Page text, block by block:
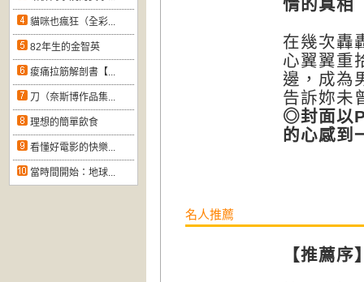
貓咪也瘋狂（全彩...
82年生的金智英
痠痛拉筋解剖書【...
刀（奈斯博作品集...
理想的簡單飲食
看懂好電影的快樂...
當時間開始：地球...
情的真相
在幾次轟
心翼翼重
邊，成為
告訴妳未
◎封面以
的心感到
名人推薦
【推